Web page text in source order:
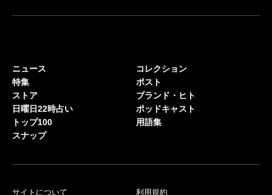
ニュース
特集
ストア
日曜日22時占い
トップ100
スナップ
コレクション
ポスト
ブランド・ヒト
ポッドキャスト
用語集
サイトについて
利用規約